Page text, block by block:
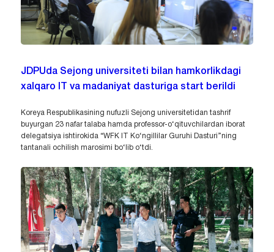
JDPUda Sejong universiteti bilan hamkorlikdagi
xalqaro IT va madaniyat dasturiga start berildi
Koreya Respublikasining nufuzli Sejong universitetidan tashrif
buyurgan 23 nafar talaba hamda professor-o‘qituvchilardan iborat
delegatsiya ishtirokida “WFK IT Ko‘ngillilar Guruhi Dasturi”ning
tantanali ochilish marosimi bo‘lib o‘tdi.